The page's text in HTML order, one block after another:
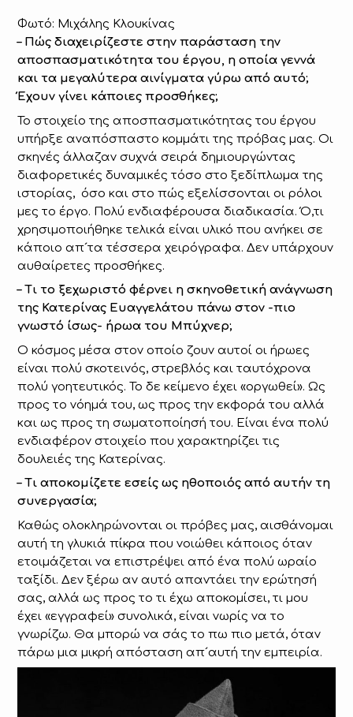
Φωτό: Μιχάλης Κλουκίνας
– Πώς διαχειρίζεστε στην παράσταση την
αποσπασματικότητα του έργου, η οποία γεννά
και τα μεγαλύτερα αινίγματα γύρω από αυτό;
Έχουν γίνει κάποιες προσθήκες;
Το στοιχείο της αποσπασματικότητας του έργου
υπήρξε αναπόσπαστο κομμάτι της πρόβας μας. Οι
σκηνές άλλαζαν συχνά σειρά δημιουργώντας
διαφορετικές δυναμικές τόσο στο ξεδίπλωμα της
ιστορίας, όσο και στο πώς εξελίσσονται οι ρόλοι
μες το έργο. Πολύ ενδιαφέρουσα διαδικασία. Ό,τι
χρησιμοποιήθηκε τελικά είναι υλικό που ανήκει σε
κάποιο απ´τα τέσσερα χειρόγραφα. Δεν υπάρχουν
αυθαίρετες προσθήκες.
– Τι το ξεχωριστό φέρνει η σκηνοθετική ανάγνωση
της Κατερίνας Ευαγγελάτου πάνω στον -πιο
γνωστό ίσως- ήρωα του Μπύχνερ;
Ο κόσμος μέσα στον οποίο ζουν αυτοί οι ήρωες
είναι πολύ σκοτεινός, στρεβλός και ταυτόχρονα
πολύ γοητευτικός. Το δε κείμενο έχει «οργωθεί». Ως
προς το νόημά του, ως προς την εκφορά του αλλά
και ως προς τη σωματοποίησή του. Είναι ένα πολύ
ενδιαφέρον στοιχείο που χαρακτηρίζει τις
δουλειές της Κατερίνας.
– Τι αποκομίζετε εσείς ως ηθοποιός από αυτήν τη
συνεργασία;
Καθώς ολοκληρώνονται οι πρόβες μας, αισθάνομαι
αυτή τη γλυκιά πίκρα που νοιώθει κάποιος όταν
ετοιμάζεται να επιστρέψει από ένα πολύ ωραίο
ταξίδι. Δεν ξέρω αν αυτό απαντάει την ερώτησή
σας, αλλά ως προς το τι έχω αποκομίσει, τι μου
έχει «εγγραφεί» συνολικά, είναι νωρίς να το
γνωρίζω. Θα μπορώ να σάς το πω πιο μετά, όταν
πάρω μια μικρή απόσταση απ´αυτή την εμπειρία.